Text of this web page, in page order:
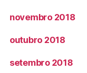
novembro 2018
outubro 2018
setembro 2018